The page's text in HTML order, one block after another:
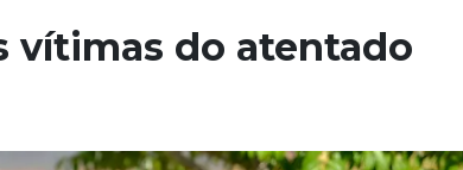
vítimas do atentado